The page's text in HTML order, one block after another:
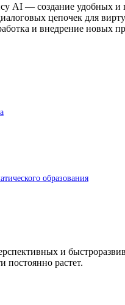
AI — создание удобных
цепочек для
и внедрение новых
образования
и
постоянно растет.